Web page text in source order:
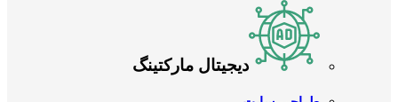
دیجیتال مارکتینگ